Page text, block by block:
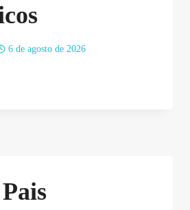
6 de agosto de 2026